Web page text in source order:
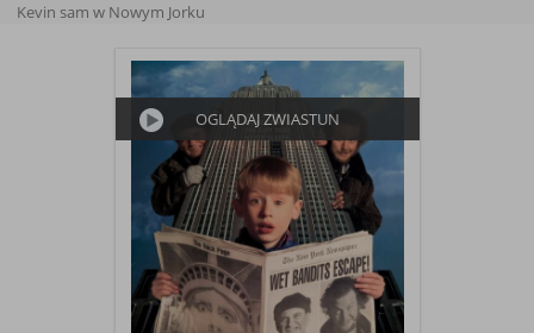
Kevin sam w Nowym Jorku
OGLĄDAJ ZWIASTUN